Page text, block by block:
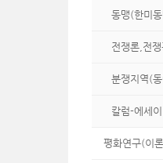
동맹(한미
전쟁론,전
분쟁지역(
칼럼-에세이
평화연구(이